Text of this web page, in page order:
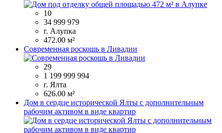
10
34 999 979
г. Алупка
472.00 м²
Современная роскошь в Ливадии
29
1 199 999 994
г. Ялта
626.00 м²
Дом в сердце исторической Ялты с дополнительным
рабочим активом в виде квартир